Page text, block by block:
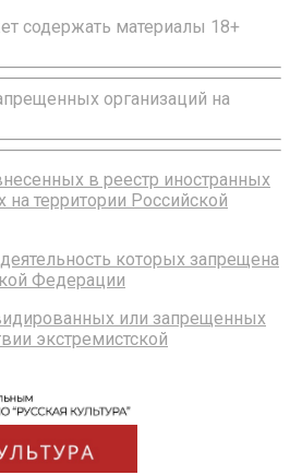
содержать материалы 18+
организаций на
в реестр иностранных
территории Российской
которых запрещена
Федерации
или запрещенных
экстремистской